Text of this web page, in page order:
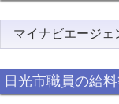
マイナビエージェ
日光市職員の給